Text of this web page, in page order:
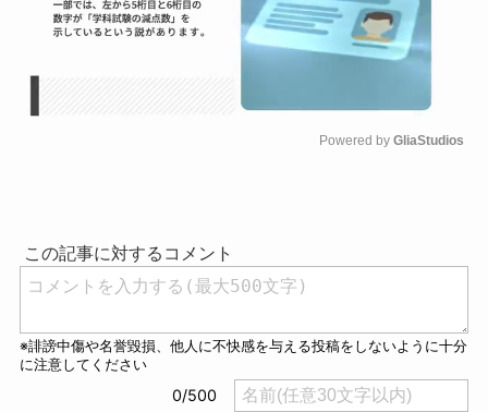
Powered by GliaStudios